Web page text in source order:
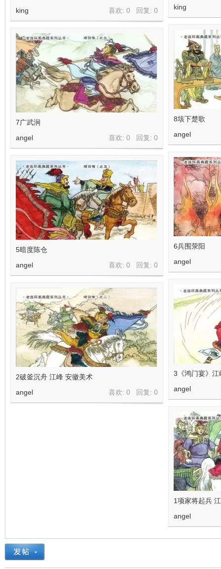
喜欢: 0 回复: 0
king
king
8垓下楚歌
angel
7广武涧
喜欢: 0 回复: 0
angel
6兵围荥阳
angel
5暗度陈仓
喜欢: 0 回复: 0
angel
3《鸿门宴》江
angel
2破釜沉舟 江峰 安徽美术
喜欢: 0 回复: 0
angel
1项家将起兵
angel